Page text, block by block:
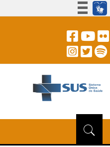
Acesso à informação
Canais